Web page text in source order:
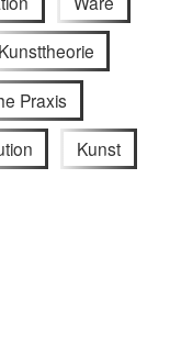
Kunsttheorie
Praxis
Kunst